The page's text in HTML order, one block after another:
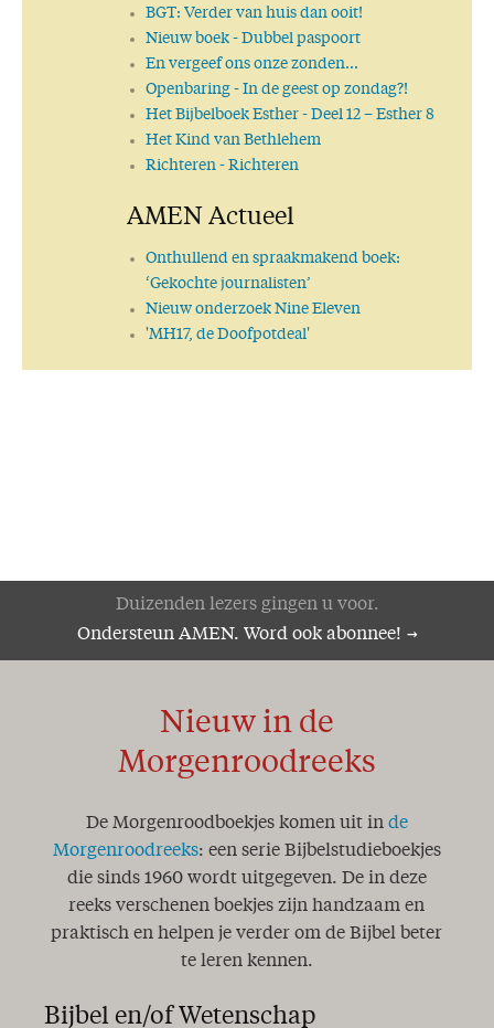
BGT: Verder van huis dan ooit!
Nieuw boek- Dubbel paspoort
En vergeef ons onze zonden…
Openbaring- In de geest op zondag?!
Het Bijbelboek Esther- Deel 12 – Esther 8
Het Kind van Bethlehem
Richteren- Richteren
AMEN Actueel
Onthullend en spraakmakend boek:
‘Gekochte journalisten’
Nieuw onderzoek Nine Eleven
'MH17, de Doofpotdeal'
Duizenden lezers gingen u voor.
Ondersteun AMEN. Word ook abonnee!
Nieuw in de
Morgenroodreeks
De Morgenroodboekjes komen uit in de
Morgenroodreeks: een serie Bijbelstudieboekjes
die sinds 1960 wordt uitgegeven. De in deze
reeks verschenen boekjes zijn handzaam en
praktisch en helpen je verder om de Bijbel beter
te leren kennen.
Bijbel en/of Wetenschap